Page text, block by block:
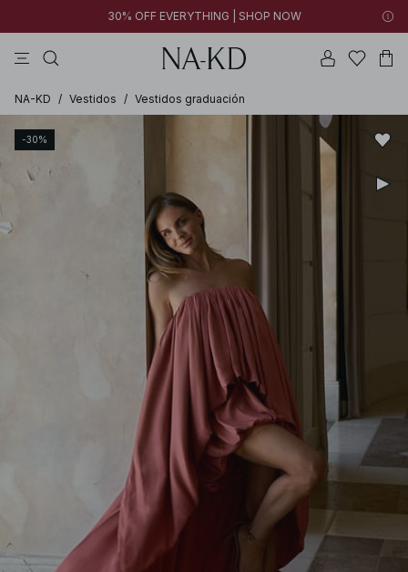
30% OFF EVERYTHING | SHOP NOW
NA-KD / Vestidos / Vestidos graduación
-30%